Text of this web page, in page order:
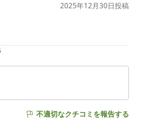
2025年12月30日投稿
不適切なクチコミを報告する